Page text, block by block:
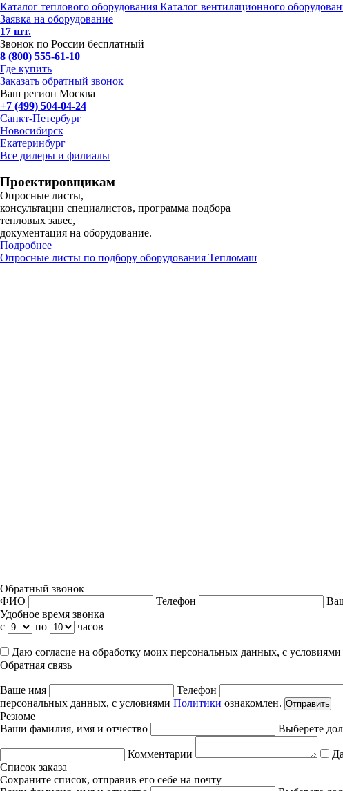
Каталог теплового оборудования Каталог вентиляционного
Заявка на оборудование
17 шт.
Звонок по России бесплатный
8 (800) 555-61-10
Где купить
Заказать обратный звонок
Ваш регион Москва
+7 (499) 504-04-24
Санкт-Петербург
Новосибирск
Екатеринбург
Все дилеры и филиалы
Проектировщикам
Опросные листы,
консультации специалистов, программа подбора
тепловых завес,
документация на оборудование.
Подробнее
Опросные листы по подбору оборудования Тепломаш
Обратный звонок
ФИО
Телефон
Удобное время звонка
с
по часов
Даю согласие на обработку моих персональных данных, с условиями
Обратная связь
Ваше имя Телефон
персональных данных, с условиями Политики ознакомлен. Отправить
Резюме
Ваши фамилия, имя и отчество
Выберете
Комментарии
Список заказа
Сохраните список, отправив его себе на почту